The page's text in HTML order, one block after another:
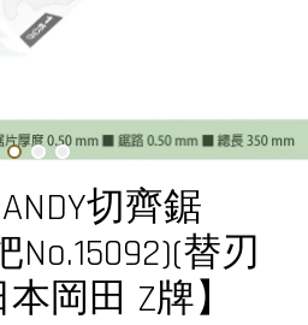
切齊鋸
No.15092)(替刃
岡田 Z牌】